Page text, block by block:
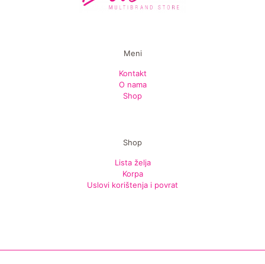
Meni
Kontakt
O nama
Shop
Shop
Lista želja
Korpa
Uslovi korištenja i povrat